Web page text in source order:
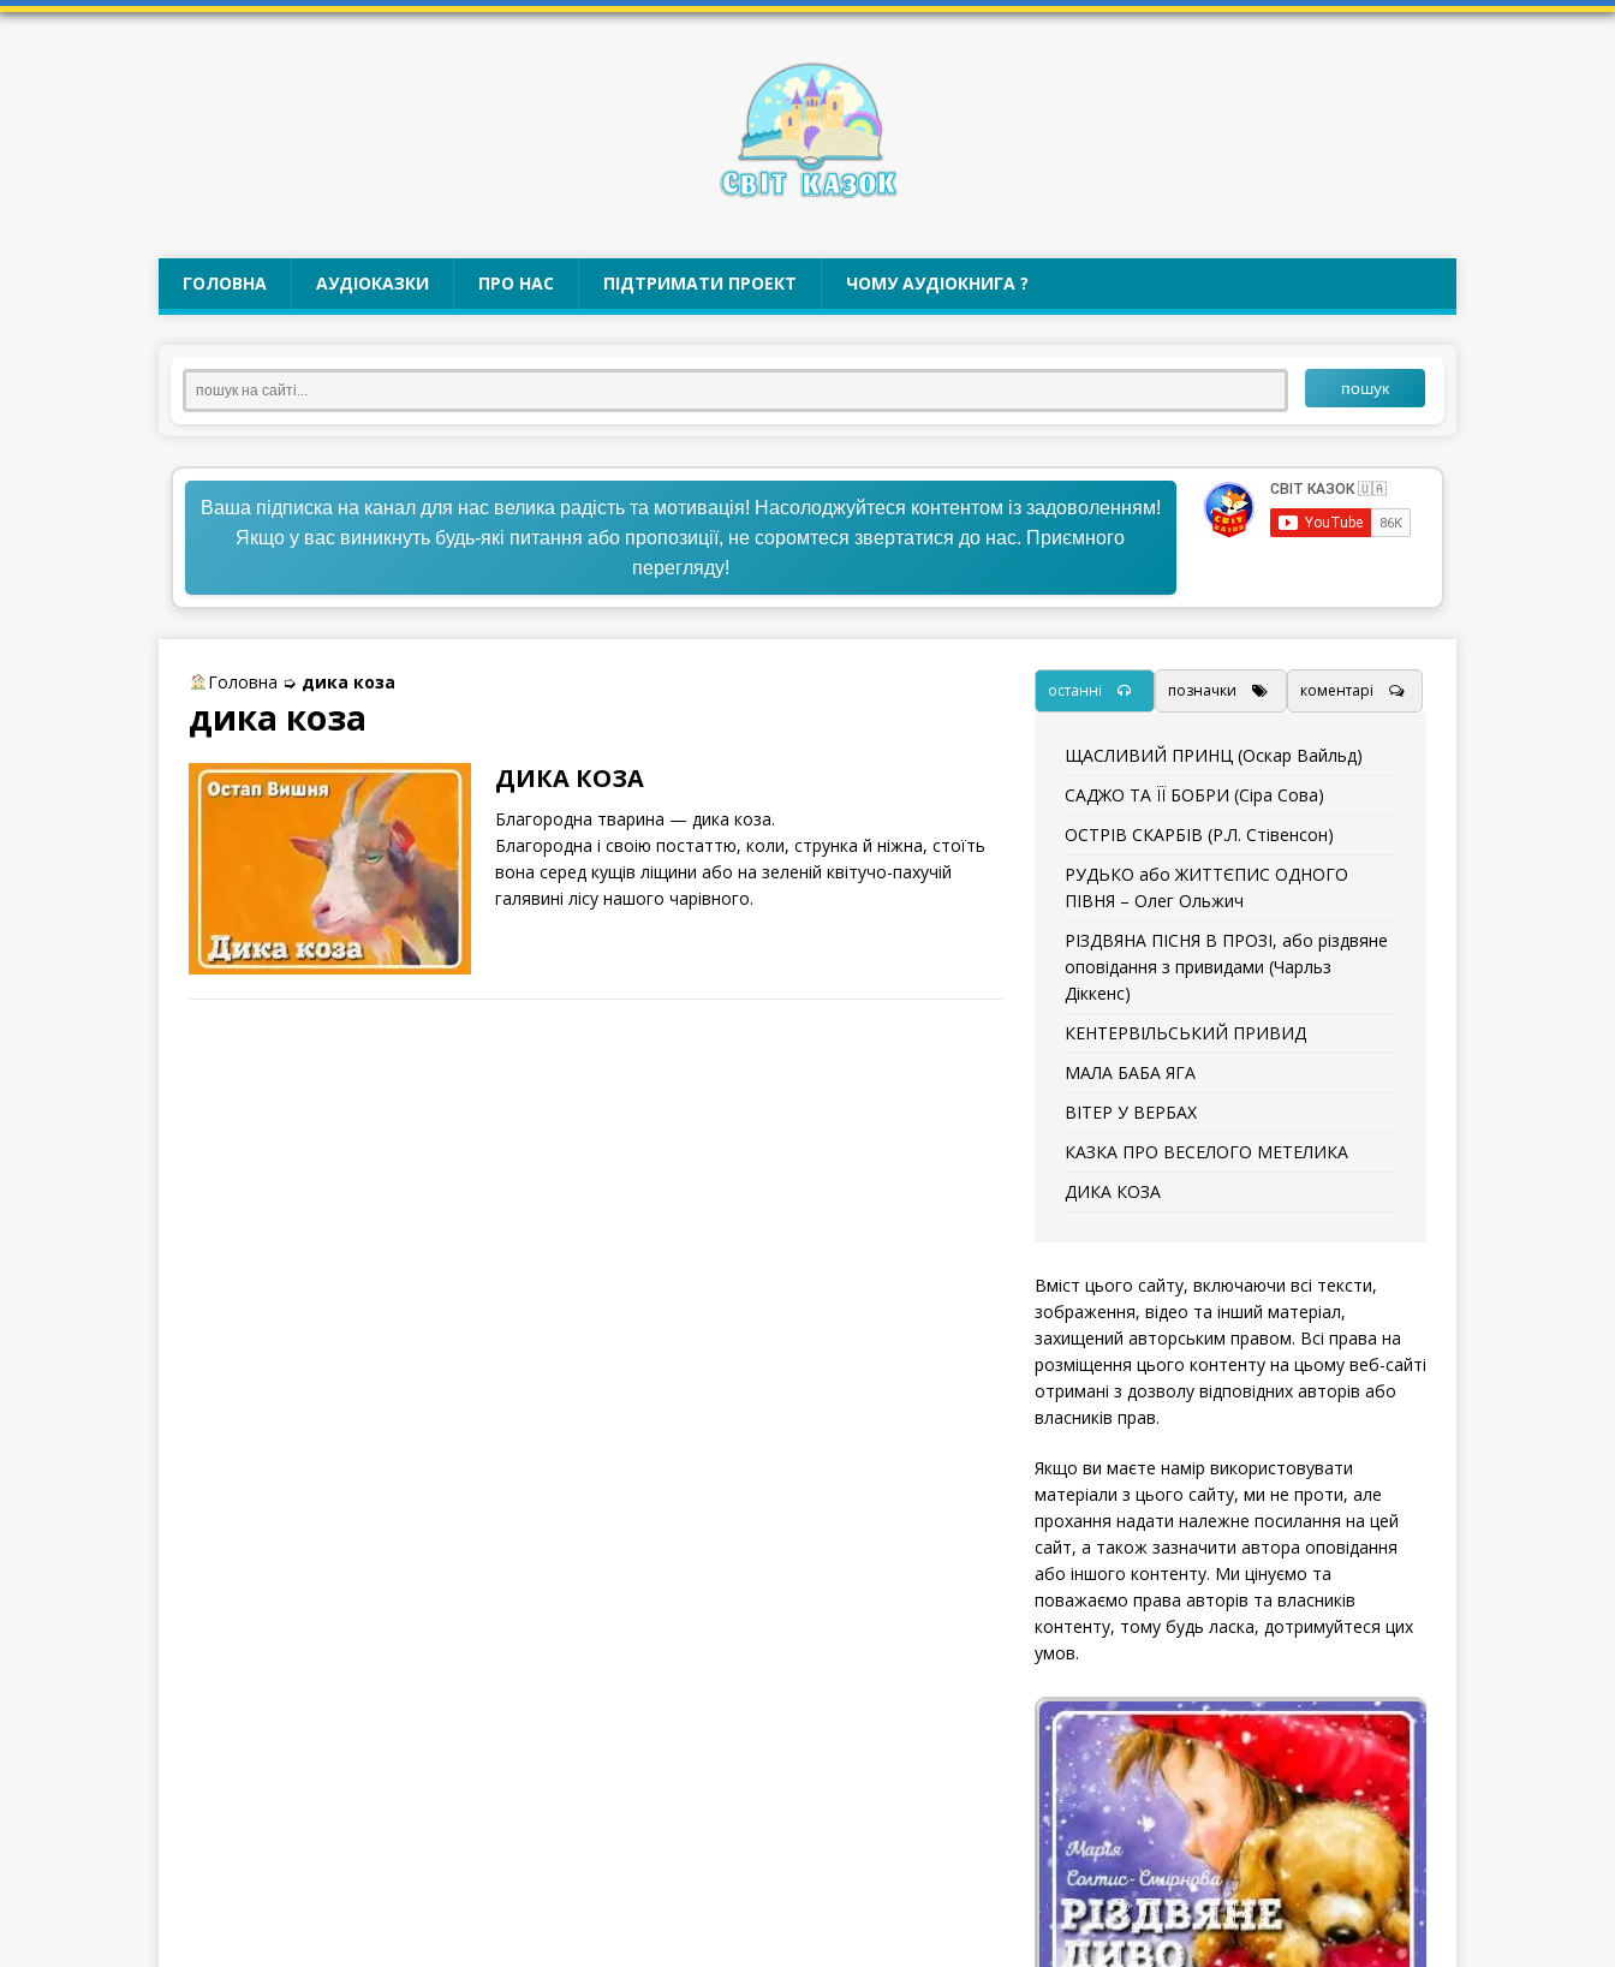
ГОЛОВНА АУДІОКАЗКИ ПРО НАС ПІДТРИМАТИ ПРОЕКТ ЧОМУ АУДІОКНИГА ?
пошук
Ваша підписка на канал для нас велика радість та мотивація! Насолоджуйтеся контентом із задоволенням!
Якщо у вас виникнуть будь-які питання або пропозиції, не соромтеся звертатися до нас. Приємного
перегляду!
Головна ➭ дика коза
дика коза
ДИКА КОЗА
Благородна тварина — дика коза.
Благородна i своію постаттю, коли, струнка й нiжна, стоїть
вона серед кущiв лiщини або на зеленiй квiтучо-пахучiй
галявинi лiсу нашого чарiвного.
останні позначки коментарі
ЩАСЛИВИЙ ПРИНЦ (Оскар Вайльд)
САДЖО ТА ЇЇ БОБРИ (Сіра Сова)
ОСТРІВ СКАРБІВ (Р.Л. Стівенсон)
РУДЬКО або ЖИТТЄПИС ОДНОГО
ПІВНЯ – Олег Ольжич
РІЗДВЯНА ПІСНЯ В ПРОЗІ, або різдвяне
оповідання з привидами (Чарльз
Діккенс)
КЕНТЕРВІЛЬСЬКИЙ ПРИВИД
МАЛА БАБА ЯГА
ВІТЕР У ВЕРБАХ
КАЗКА ПРО ВЕСЕЛОГО МЕТЕЛИКА
ДИКА КОЗА
Вміст цього сайту, включаючи всі тексти,
зображення, відео та інший матеріал,
захищений авторським правом. Всі права на
розміщення цього контенту на цьому веб-сайті
отримані з дозволу відповідних авторів або
власників прав.
Якщо ви маєте намір використовувати
матеріали з цього сайту, ми не проти, але
прохання надати належне посилання на цей
сайт, а також зазначити автора оповідання
або іншого контенту. Ми цінуємо та
поважаємо права авторів та власників
контенту, тому будь ласка, дотримуйтеся цих
умов.